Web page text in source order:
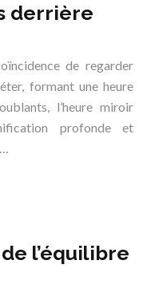
derrière
de regarder
formant une heure
l’heure miroir
profonde et
l’équilibre